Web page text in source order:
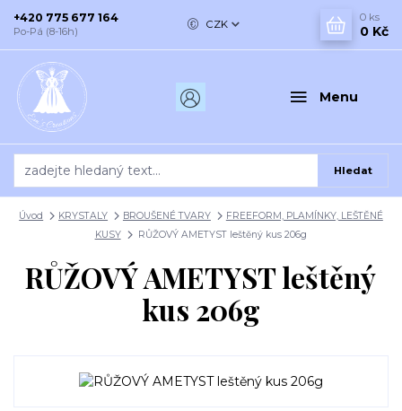
Menu
CZK
Hledat
+420 775 677 164
Po-Pá (8-16h)
0 ks
0 Kč
Úvod KRYSTALY BROUŠENÉ TVARY
FREEFORM, PLAMÍNKY, LEŠTĚNÉ
KUSY
RŮŽOVÝ AMETYST leštěný kus 206g
RŮŽOVÝ AMETYST leštěný
kus 206g